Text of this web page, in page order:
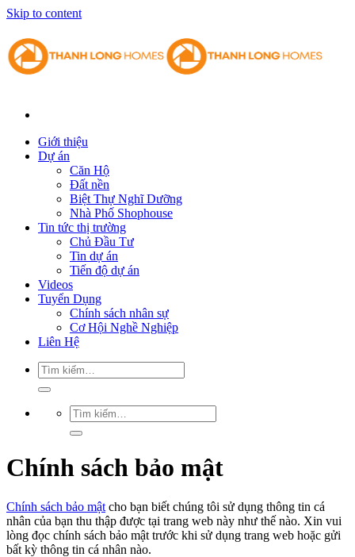
Skip to content
Giới thiệu
Dự án
Căn Hộ
Đất nền
Biệt Thự Nghĩ Dưỡng
Nhà Phố Shophouse
Tin tức thị trường
Chủ Đầu Tư
Tin dự án
Tiến độ dự án
Videos
Tuyển Dụng
Chính sách nhân sự
Cơ Hội Nghề Nghiệp
Liên Hệ
Chính sách bảo mật
Chính sách bảo mật cho bạn biết chúng tôi sử dụng thông tin cá
nhân của bạn thu thập được tại trang web này như thế nào. Xin vui
lòng đọc chính sách bảo mật trước khi sử dụng trang web hoặc gửi
bất kỳ thông tin cá nhân nào.